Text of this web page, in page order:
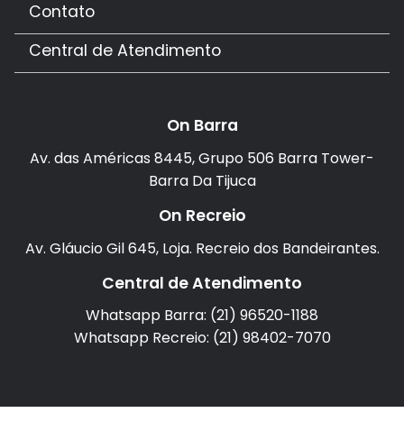
Contato
Central de Atendimento
On Barra
Av. das Américas 8445, Grupo 506 Barra Tower-
Barra Da Tijuca
On Recreio
Av. Gláucio Gil 645, Loja. Recreio dos Bandeirantes.
Central de Atendimento
Whatsapp Barra: (21) 96520-1188
Whatsapp Recreio: (21) 98402-7070